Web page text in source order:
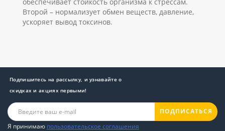
Второй – нормализует обмен веществ, давление,
ускоряет вывод токсинов.
Подпишитесь на рассылку, и узнавайте о
скидках и акциях первыми!
ПОДПИСАТЬСЯ
Я принимаю пользовательское соглашения